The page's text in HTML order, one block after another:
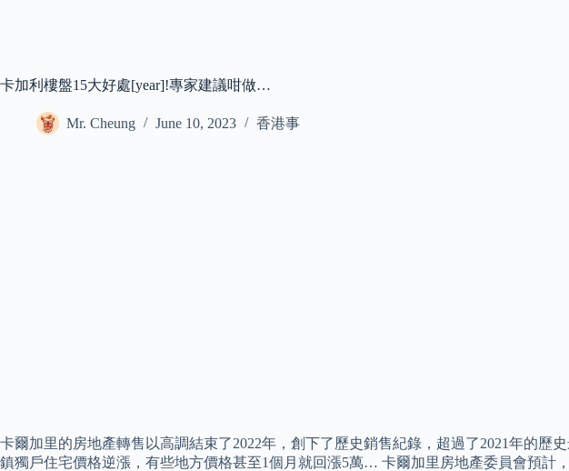
卡加利樓盤15大好處[year]!專家建議咁做…
Mr. Cheung June 10, 2023 香港事
卡爾加里的房地產轉售以高調結束了2022年，創下了歷史銷售紀錄，超過了2021年的
鎮獨戶住宅價格逆漲，有些地方價格甚至1個月就回漲5萬… 卡爾加里房地產委員會預計